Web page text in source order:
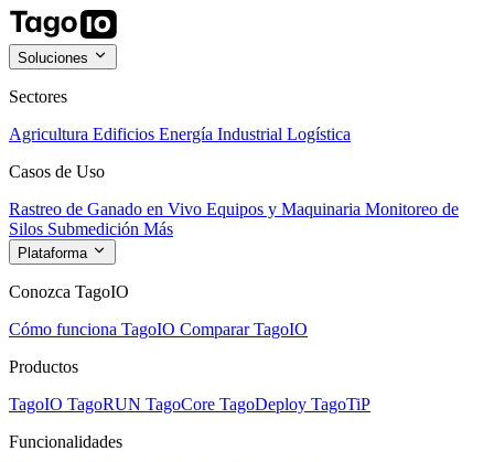
Soluciones
Sectores
Agricultura Edificios Energía Industrial Logística
Casos de Uso
Rastreo de Ganado en Vivo Equipos y Maquinaria Monitoreo de
Silos Submedición Más
Plataforma
Conozca TagoIO
Cómo funciona TagoIO Comparar TagoIO
Productos
TagoIO TagoRUN TagoCore TagoDeploy TagoTiP
Funcionalidades